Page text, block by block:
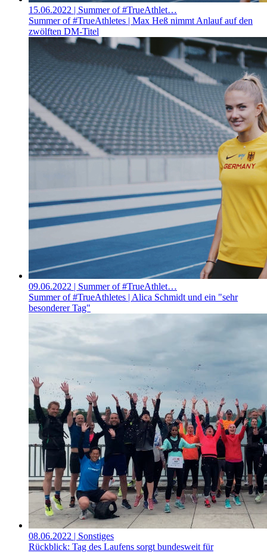
15.06.2022 | Summer of #TrueAthlet…
Summer of #TrueAthletes | Max Heß nimmt Anlauf auf den
zwölften DM-Titel
09.06.2022 | Summer of #TrueAthlet…
Summer of #TrueAthletes | Alica Schmidt und ein "sehr
besonderer Tag"
08.06.2022 | Sonstiges
Rückblick: Tag des Laufens sorgt bundesweit für